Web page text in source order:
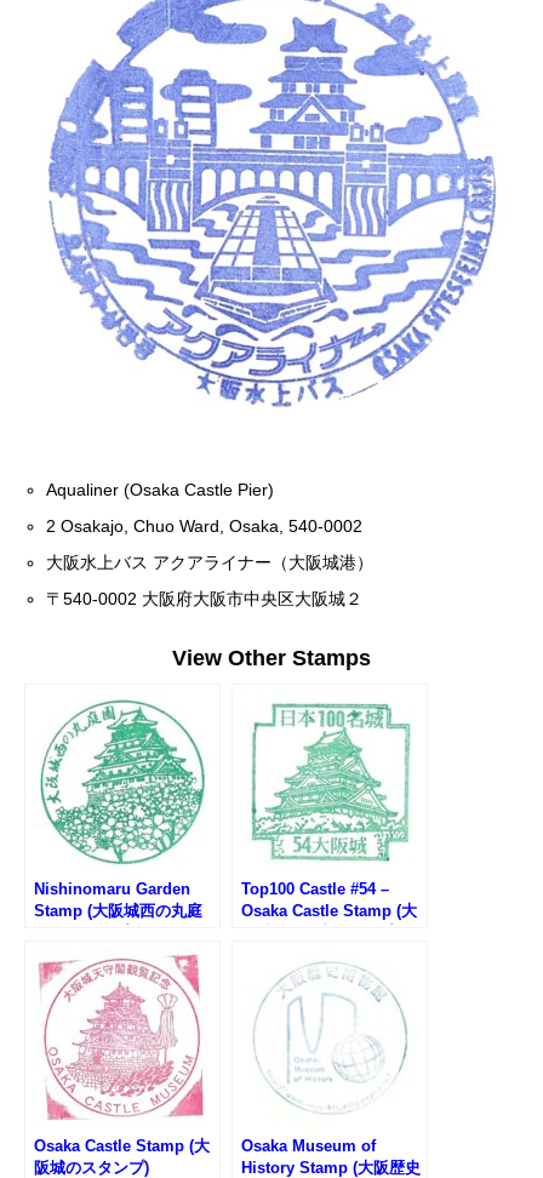
Aqualiner (Osaka Castle Pier)
2 Osakajo, Chuo Ward, Osaka, 540-0002
大阪水上バス アクアライナー（大阪城港）
〒540-0002 大阪府大阪市中央区大阪城２
View Other Stamps
Nishinomaru Garden
Stamp (大阪城西の丸庭
Top100 Castle #54 –
Osaka Castle Stamp (大
Osaka Castle Stamp (大
阪城のスタンプ)
Osaka Museum of
History Stamp (大阪歴史